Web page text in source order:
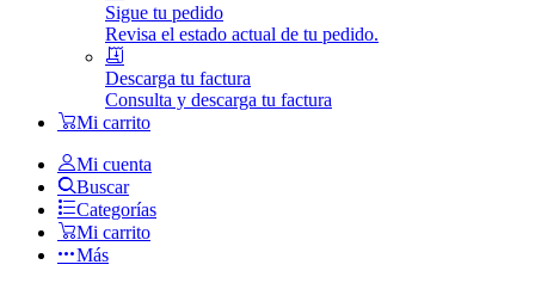
Sigue tu pedido
Revisa el estado actual de tu pedido.
Descarga tu factura
Consulta y descarga tu factura
Mi carrito
Mi cuenta
Buscar
Categorías
Mi carrito
Más